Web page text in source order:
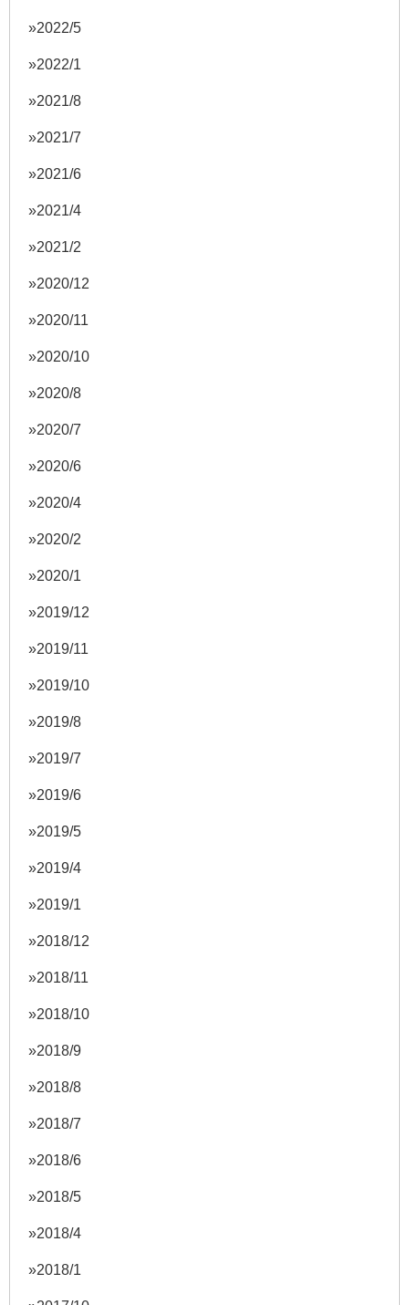
2022/5
2022/1
2021/8
2021/7
2021/6
2021/4
2021/2
2020/12
2020/11
2020/10
2020/8
2020/7
2020/6
2020/4
2020/2
2020/1
2019/12
2019/11
2019/10
2019/8
2019/7
2019/6
2019/5
2019/4
2019/1
2018/12
2018/11
2018/10
2018/9
2018/8
2018/7
2018/6
2018/5
2018/4
2018/1